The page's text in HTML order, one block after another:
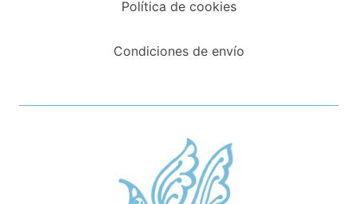
Política de cookies
Condiciones de envío